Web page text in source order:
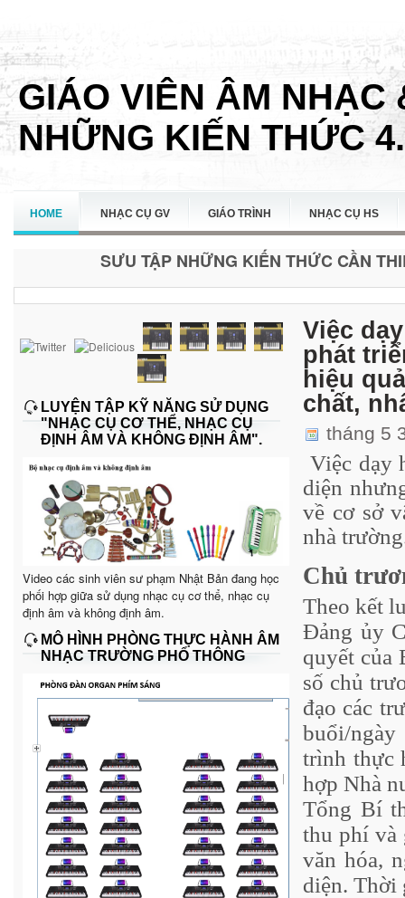
GIÁO VIÊN ÂM NHẠC
NHỮNG KIẾN THỨC
HOME NHẠC CỤ GV GIÁO TRÌNH NHẠC CỤ HS
SƯU TẬP NHỮNG KIẾN THỨC CẦN
LUYỆN TẬP KỸ NĂNG SỬ DỤNG
"NHẠC CỤ CƠ THỂ, NHẠC CỤ
ĐỊNH ÂM VÀ KHÔNG ĐỊNH ÂM".
Video các sinh viên sư phạm Nhật Bản đang học
phối hợp giữa sử dụng nhạc cụ cơ thể, nhạc cụ
định âm và không định âm.
MÔ HÌNH PHÒNG THỰC HÀNH ÂM
NHẠC TRƯỜNG PHỔ THÔNG
Việc
phát
hiệu
chất,
tháng 5
Việc dạy
diện
về cơ sở
nhà
Chủ
Theo kết
Đảng ủy
quyết của
số chủ
đạo các
buổi/
trình thực
hợp Nhà
Tổng Bí
thu phí và
văn hóa,
diện. Thời